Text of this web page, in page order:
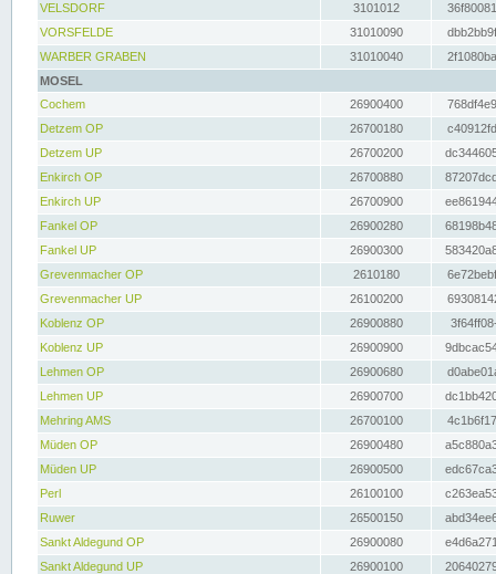
VELSDORF
3101012
VORSFELDE
31010090
WARBER GRABEN
31010040
MOSEL
Cochem
26900400
Detzem OP
26700180
Detzem UP
26700200
Enkirch OP
26700880
Enkirch UP
26700900
Fankel OP
26900280
Fankel UP
26900300
Grevenmacher OP
2610180
Grevenmacher UP
26100200
Koblenz OP
26900880
Koblenz UP
26900900
Lehmen OP
26900680
Lehmen UP
26900700
Mehring AMS
26700100
Müden OP
26900480
Müden UP
26900500
Perl
26100100
Ruwer
26500150
Sankt Aldegund OP
26900080
Sankt Aldegund UP
26900100